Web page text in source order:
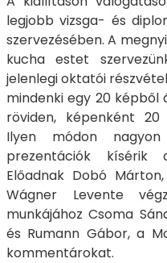
legjobb vizsga- és
szervezésében. A
kucha estet
jelenlegi oktatói
mindenki egy 20 képből
röviden, képenként
Ilyen módon
prezentációk kísérik
Előadnak Dobó
Wágner Levente
munkájához Csoma
és Rumann Gábor, a
kommentárokat.